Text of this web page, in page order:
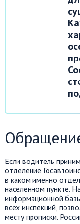
Если водитель
отделение
в каком именно
населенном пункте.
информационной
всех инспекций,
месту прописки.